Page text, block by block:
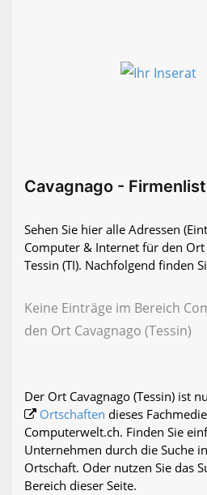
Cavagnago -
Sehen Sie hier alle Adressen
Computer & Internet für den Ort
Tessin (TI). Nachfolgend finden
Keine Einträge im Bereich
den Ort Cavagnago (Tessin)
Der Ort Cavagnago (Tessin) ist
Ortschaften dieses
Computerwelt.ch. Finden Sie
Unternehmen durch die Suche
Ortschaft. Oder nutzen Sie das
Bereich dieser Seite.